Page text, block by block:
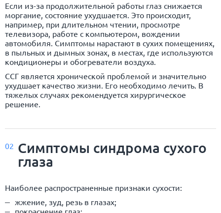
Если из-за продолжительной работы глаз снижается
моргание, состояние ухудшается. Это происходит,
например, при длительном чтении, просмотре
телевизора, работе с компьютером, вождении
автомобиля. Симптомы нарастают в сухих помещениях,
в пыльных и дымных зонах, в местах, где используются
кондиционеры и обогреватели воздуха.
ССГ является хронической проблемой и значительно
ухудшает качество жизни. Его необходимо лечить. В
тяжелых случаях рекомендуется хирургическое
решение.
02 Симптомы синдрома сухого
глаза
Наиболее распространенные признаки сухости:
жжение, зуд, резь в глазах;
покраснение глаз;